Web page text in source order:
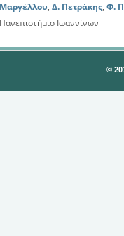
, Δ. Πετράκης, Φ.
Ιωαννίνων
©